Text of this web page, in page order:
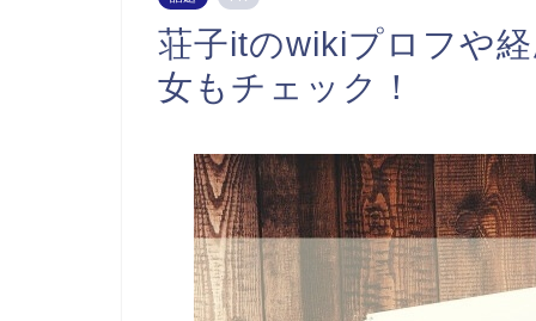
荘子itのwikiプロフや
女もチェック！